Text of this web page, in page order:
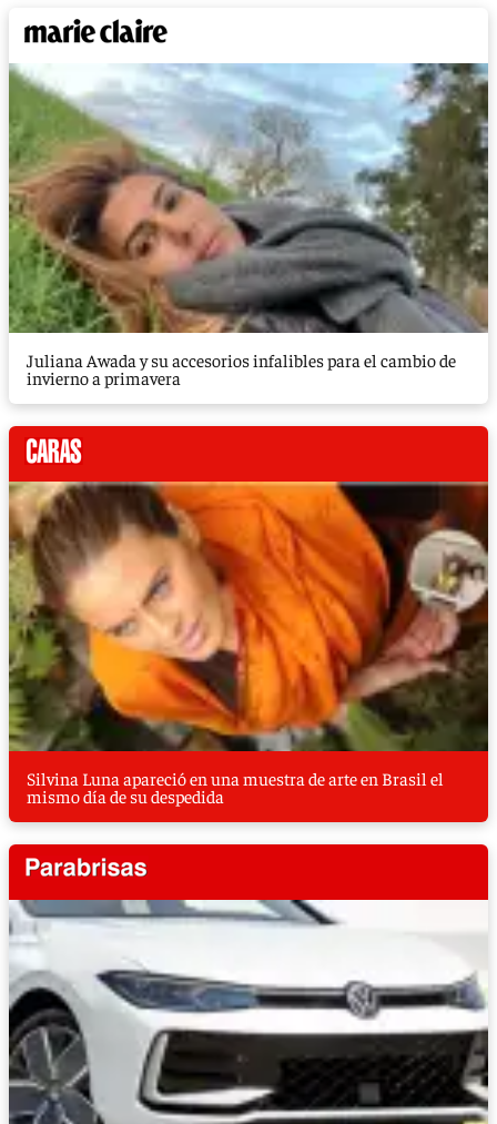
Juliana Awada y su accesorios infalibles para el cambio de
invierno a primavera
Silvina Luna apareció en una muestra de arte en Brasil el
mismo día de su despedida